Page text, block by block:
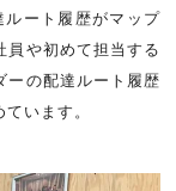
ート履歴がマップ
員や初めて担当する
ーの配達ルート履歴
います。